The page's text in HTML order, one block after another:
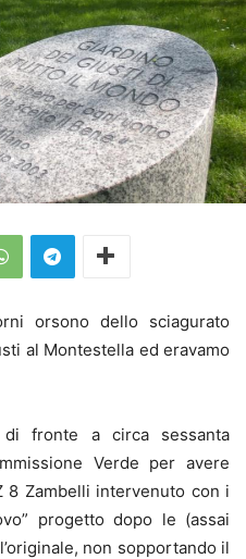
orsono dello sciagurato
al Montestella ed eravamo
fronte a circa sessanta
Verde per avere
8 Zambelli intervenuto con i
progetto dopo le (assai
non sopportando il